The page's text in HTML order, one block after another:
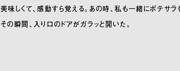
美味しくて、感動すら覚える。あの時、私も一緒にポテサ
その瞬間、入り口のドアがガラッと開いた。